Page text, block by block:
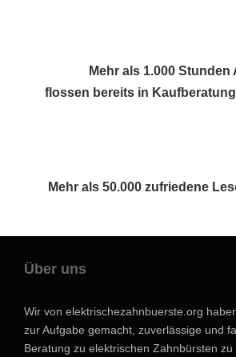
Mehr als 1.000 Stunden
flossen bereits in
Mehr als 50.000 zufriedene
Über uns
Wir von elektrischezahnbuerste.org
zur Aufgabe gemacht, zuverlässige und
Beratung zu elektrischen Zahnbürsten